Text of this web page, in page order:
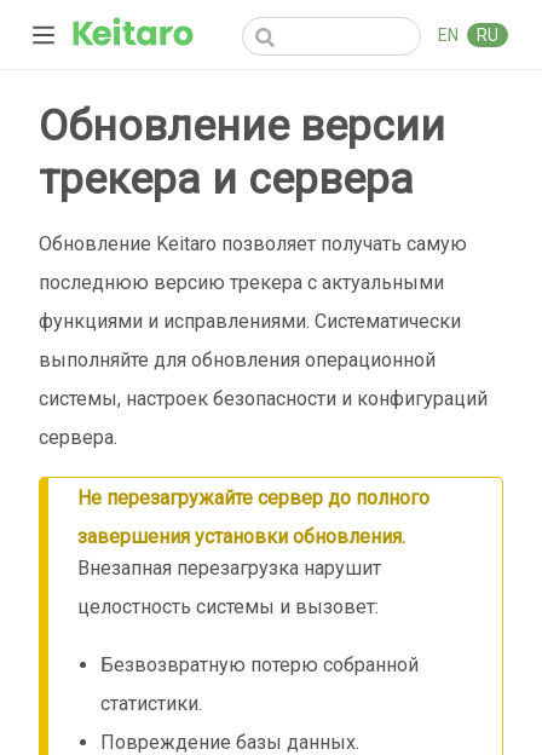
EN RU
Обновление версии
трекера и сервера
Обновление Keitaro позволяет получать самую
последнюю версию трекера с актуальными
функциями и исправлениями. Систематически
выполняйте для обновления операционной
системы, настроек безопасности и конфигураций
сервера.
Не перезагружайте сервер до полного
завершения установки обновления.
Внезапная перезагрузка нарушит
целостность системы и вызовет:
Безвозвратную потерю собранной
статистики.
Повреждение базы данных.